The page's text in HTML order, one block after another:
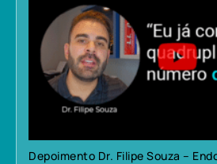
Depoimento Dr. Filipe Souza –